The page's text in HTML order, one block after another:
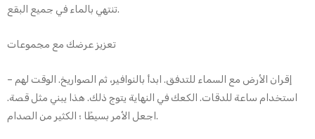
تنتهي بالماء في جميع البقع.
تعزيز عرضك مع مجموعات
إقران الأرض مع السماء للتدفق. ابدأ بالنوافير، ثم الصواريخ. الوقت لهم –
استخدام ساعة للدقات. الكعك في النهاية يتوج ذلك. هذا يبني مثل قصة.
اجعل الأمر بسيطًا ؛ الكثير من الصدام.